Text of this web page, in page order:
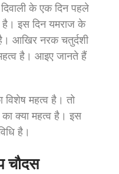
दिवाली के एक दिन पहले
है। इस दिन यमराज के
आखिर नरक चतुर्दशी
है। आइए जानते हैं
महत्व है। तो
क्या महत्व है। इस
है।
चौदस